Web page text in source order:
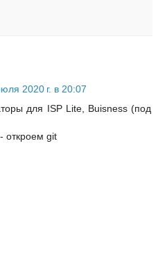
2020 г. в 20:07
для ISP Lite, Buisness (под
откроем git